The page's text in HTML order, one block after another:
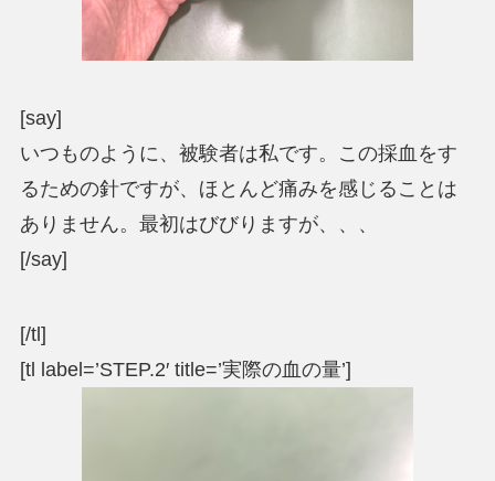
[say]
いつものように、被験者は私です。この採血をす
るための針ですが、ほとんど痛みを感じることは
ありません。最初はびびりますが、、、
[/say]
[/tl]
[tl label=’STEP.2′ title=’実際の血の量’]